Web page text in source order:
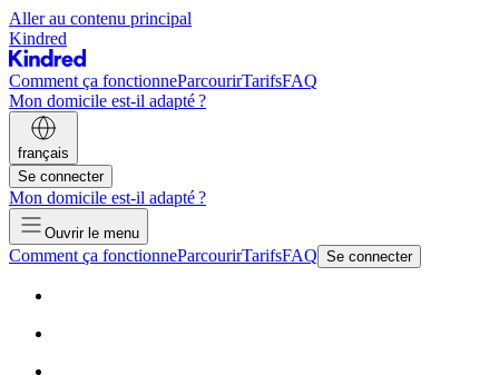
Aller au contenu principal
Kindred
Comment ça fonctionneParcourirTarifsFAQ
Mon domicile est-il adapté ?
français
Se connecter
Mon domicile est-il adapté ?
Ouvrir le menu
Comment ça fonctionneParcourirTarifsFAQ Se connecter